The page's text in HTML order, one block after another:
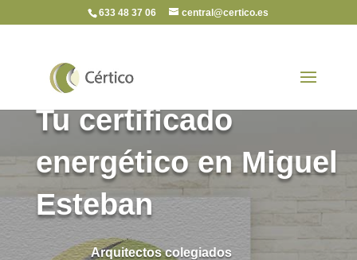
633 48 37 06 central@certico.es
Tu certificado
energético en Miguel
Esteban
Arquitectos colegiados